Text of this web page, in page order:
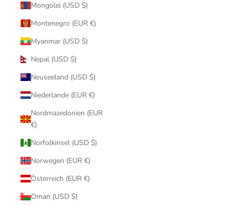
Mongolei (USD $)
Montenegro (EUR €)
Myanmar (USD $)
Nepal (USD $)
Neuseeland (USD $)
Niederlande (EUR €)
Nordmazedonien (EUR
€)
Norfolkinsel (USD $)
Norwegen (EUR €)
Österreich (EUR €)
Oman (USD $)